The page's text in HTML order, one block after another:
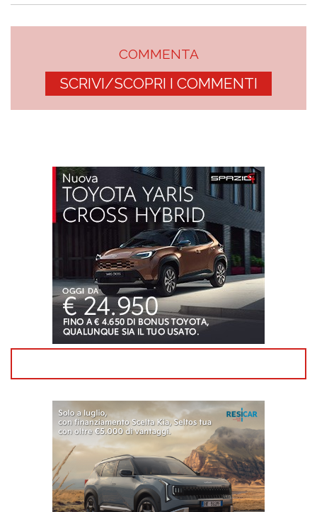
COMMENTA
SCRIVI/SCOPRI I COMMENTI